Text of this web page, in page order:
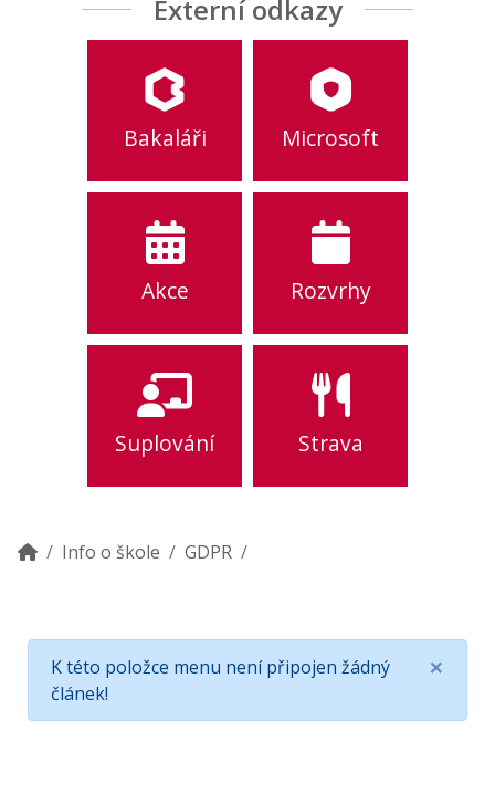
Externí odkazy
Bakaláři Microsoft
Akce Rozvrhy
Suplování Strava
Info o škole GDPR
×
K této položce menu není připojen žádný
článek!